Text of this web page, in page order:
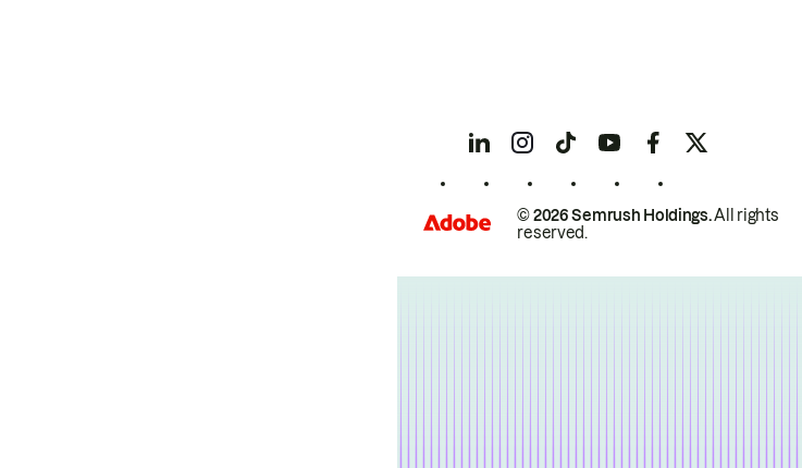
© 2026 Semrush Holdings.All rights
reserved.